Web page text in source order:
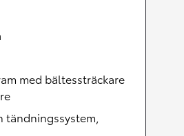
med bältessträckare